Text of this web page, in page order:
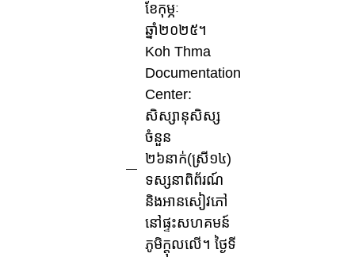
ខែកុម្ភៈ
ឆ្នាំ២០២៥។
Koh Thma
Documentation
Center:
សិស្សានុសិស្ស
ចំនួន
២៦នាក់(ស្រី១៤)
ទស្សនាពិព័រណ៍
និងអានសៀវភៅ
នៅផ្ទះសហគមន៍
ភូមិក្តុលលើ។ ថ្ងៃទី